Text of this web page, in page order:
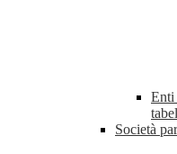
Enti
Società